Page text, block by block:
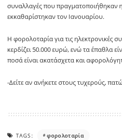
συναλλαγές που πραγματοποιήθηκαν
εκκαθαρίστηκαν τον Ιανουαρίου.
Η φορολοταρία για τις ηλεκτρονικές
κερδίζει 50.000 ευρώ, ενώ τα έπαθλα
ποσά είναι ακατάσχετα και
-Δείτε αν ανήκετε στους τυχερούς,
TAGS: φορολοταρία